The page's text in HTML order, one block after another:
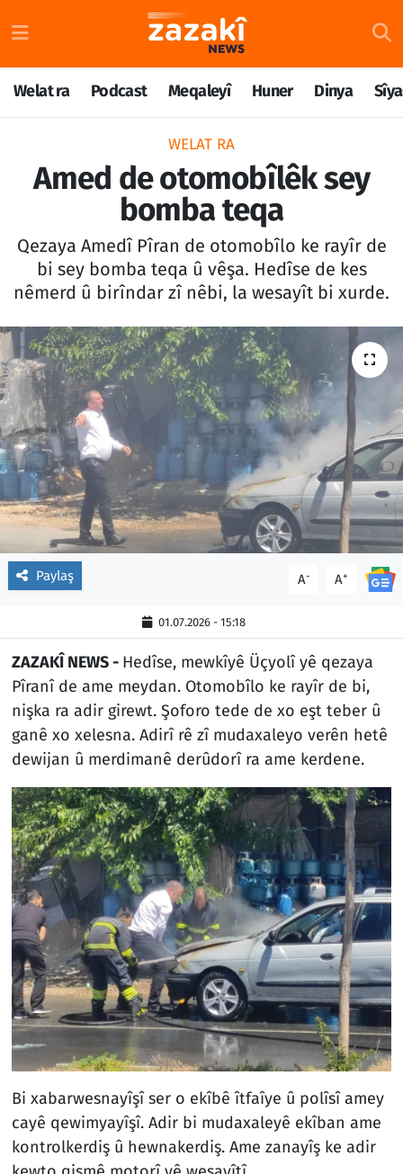
Welat ra Podcast Meqaleyî Huner Dinya
WELAT RA
Amed de otomobîlêk sey
bomba teqa
Qezaya Amedî Pîran de otomobîlo ke rayîr de
bi sey bomba teqa û vêşa. Hedîse de kes
nêmerd û birîndar zî nêbi, la wesayît bi xurde.
Paylaş A- A+
01.07.2026 - 15:18
ZAZAKÎ NEWS - Hedîse, mewkîyê Üçyolî yê qezaya
Pîranî de ame meydan. Otomobîlo ke rayîr de bi,
nişka ra adir girewt. Şoforo tede de xo eşt teber û
ganê xo xelesna. Adirî rê zî mudaxaleyo verên hetê
dewijan û merdimanê derûdorî ra ame kerdene.
Bi xabarwesnayîşî ser o ekîbê îtfaîye û polîsî amey
cayê qewimyayîşî. Adir bi mudaxaleyê ekîban ame
kontrolkerdiş û hewnakerdiş. Ame zanayîş ke adir
Welat ra
Podcast
Dinya
Sîyaset
Rojane
Têkilî
Nöbetçi Eczaneler
Hava Durumu
Trafik Durumu
Süper Lig Puan Durumu ve Fikstür
Tüm Manşetler
Son Dakika Haberleri
Haber Arşivi